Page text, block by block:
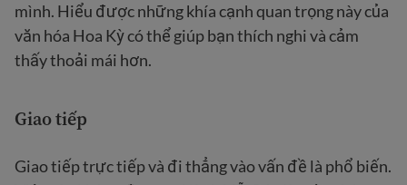
mình. Hiểu được những khía cạnh quan trọng này của
văn hóa Hoa Kỳ có thể giúp bạn thích nghi và cảm
thấy thoải mái hơn.
Giao tiếp
Giao tiếp trực tiếp và đi thẳng vào vấn đề là phổ biến.